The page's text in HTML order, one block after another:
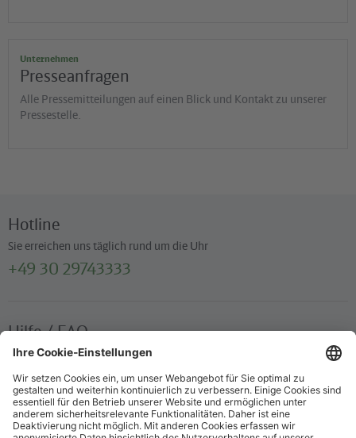
mit 52,53, 54 oder 55)
Verkaufsstelle der S-Bahn Berlin
Unternehmen
Presseanfragen
Alle Pressemitteilungen auf einen Blick und Kontakt zu unserer
Pressestelle.
Hotline
Sie erreichen uns täglich rund um die Uhr
+49 30 29743333
Hilfe / FAQ
Die wichtigsten Antworten und Hilfestellungen für unterwegs
Verkaufsstellen